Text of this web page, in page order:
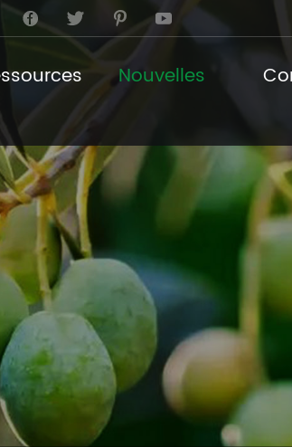
   
Nouvelles